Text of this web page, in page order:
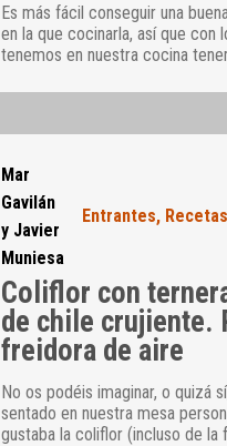
Es más fácil conseguir una
en la que cocinarla, así que con
tenemos en nuestra cocina
Mar
Gavilán
y Javier
Muniesa
Entrantes,
Coliflor con
de chile crujiente.
freidora de aire
No os podéis imaginar, o quizá
sentado en nuestra mesa
gustaba la coliflor (incluso de la